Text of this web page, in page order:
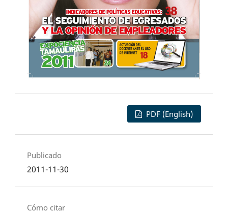
PDF (English)
Publicado
2011-11-30
Cómo citar